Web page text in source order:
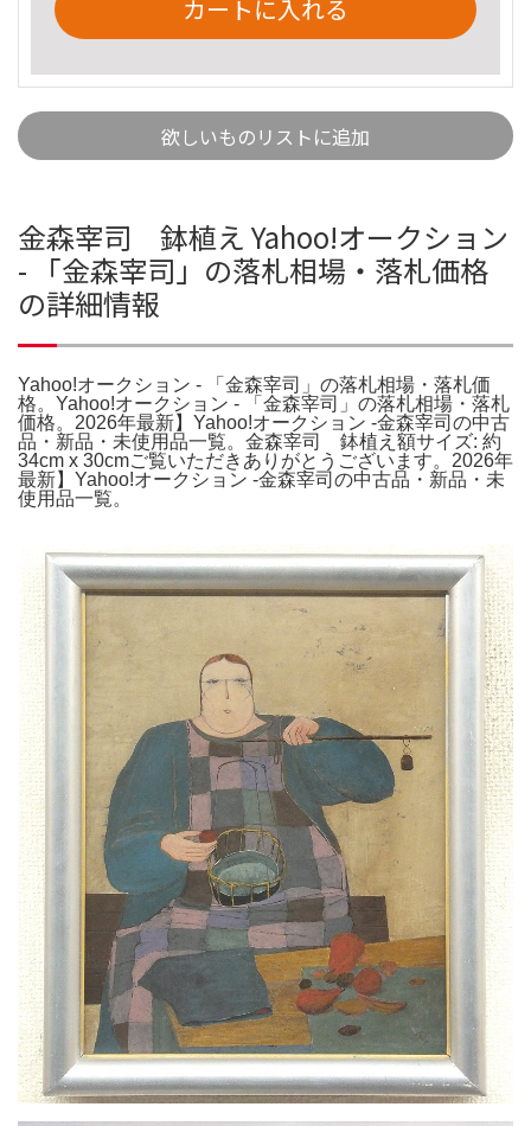
カートに入れる
欲しいものリストに追加
金森宰司 鉢植え Yahoo!オークション
- 「金森宰司」の落札相場・落札価格
の詳細情報
Yahoo!オークション - 「金森宰司」の落札相場・落札価
格。Yahoo!オークション - 「金森宰司」の落札相場・落札
価格。2026年最新】Yahoo!オークション -金森宰司の中古
品・新品・未使用品一覧。金森宰司 鉢植え額サイズ: 約
34cm x 30cmご覧いただきありがとうございます。2026年
最新】Yahoo!オークション -金森宰司の中古品・新品・未
使用品一覧。